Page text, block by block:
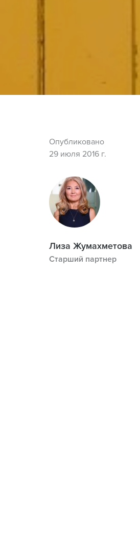
Опубликовано
29 июля 2016 г.
Лиза Жумахметова
Старший партнер